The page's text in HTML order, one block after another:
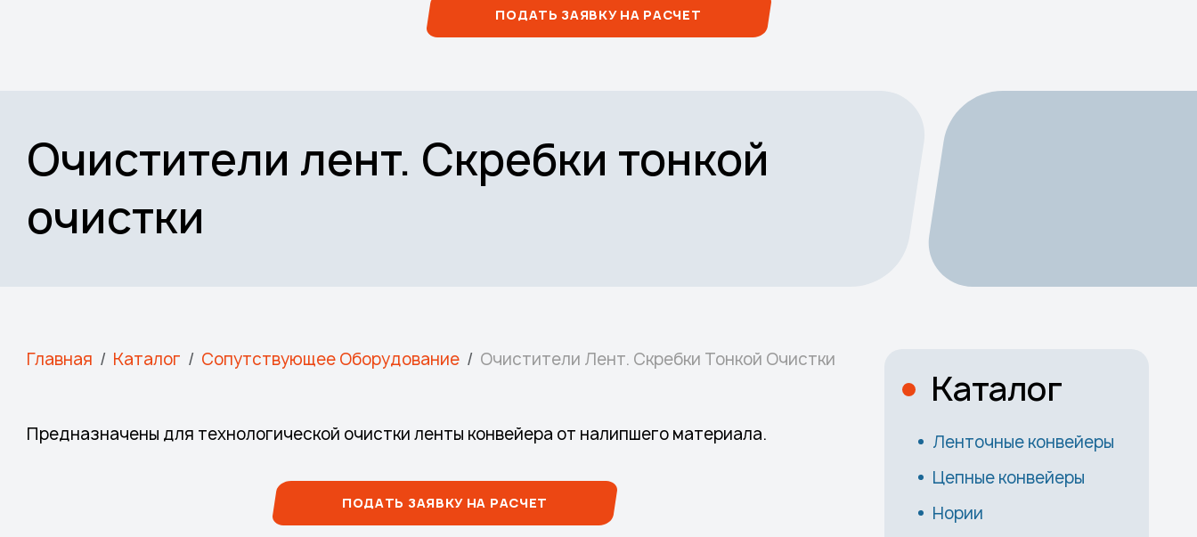
ПОДАТЬ ЗАЯВКУ НА РАСЧЕТ
Очистители лент. Скребки тонкой
очистки
Строка навигации
Главная Каталог Сопутствующее Оборудование Очистители Лент. Скребки Тонкой Очистки
Предназначены для технологической очистки ленты конвейера от налипшего материала.
ПОДАТЬ ЗАЯВКУ НА РАСЧЕТ
Каталог
Ленточные конвейеры
Цепные конвейеры
Нории